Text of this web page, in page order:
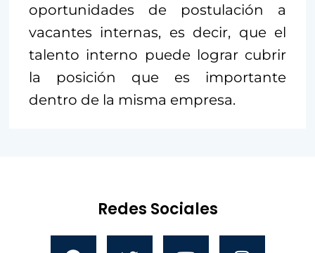
oportunidades de postulación a
vacantes internas, es decir, que el
talento interno puede lograr cubrir
la posición que es importante
dentro de la misma empresa.
Redes Sociales